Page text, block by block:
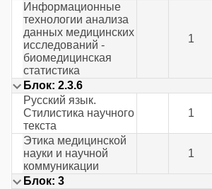
Информационные
технологии анализа
данных медицинских
исследований -
биомедицинская
статистика
1
Блок: 2.3.6
Русский язык.
Стилистика научного
текста
1
Этика медицинской
науки и научной
коммуникации
1
Блок: 3